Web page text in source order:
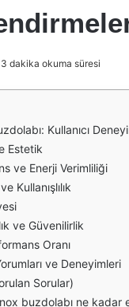
3 dakika okuma süresi
Kullanıcı Deneyimleri
Estetik
ve Enerji Verimliliği
Kullanışlılık
ve Güvenilirlik
Oranı
ve Deneyimleri
Sorular)
buzdolabı ne kadar